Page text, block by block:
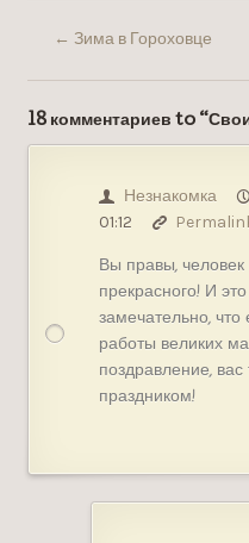
← Зима в Гороховце
18 комментариев to
Незнакомка
01:12
Вы правы,
прекрасного! И
замечательно,
работы великих
поздравление,
праздником!